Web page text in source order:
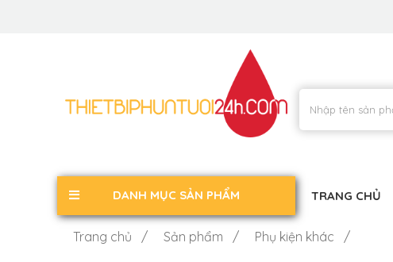
TRANG CHỦ
DANH MỤC SẢN PHẨM
Trang chủ / Sản phẩm / Phụ kiện khác /